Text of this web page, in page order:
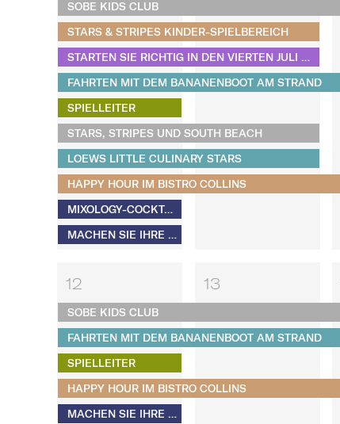
SOBE KIDS CLUB
STARS & STRIPES KINDER-SPIELBEREICH
STARTEN SIE RICHTIG IN DEN VIERTEN JULI HINEIN
FAHRTEN MIT DEM BANANENBOOT AM STRAND
SPIELLEITER
STARS, STRIPES UND SOUTH BEACH
LOEWS LITTLE CULINARY STARS
HAPPY HOUR IM BISTRO COLLINS
MIXOLOGY-COCKTAILKURSE
MACHEN SIE IHRE EIGENEN S'MORES​​​​​​​
12
SOBE KIDS CLUB
FAHRTEN MIT DEM BANANENBOOT AM STRAND
SPIELLEITER
HAPPY HOUR IM BISTRO COLLINS
MACHEN SIE IHRE EIGENEN S'MORES​​​​​​​
13